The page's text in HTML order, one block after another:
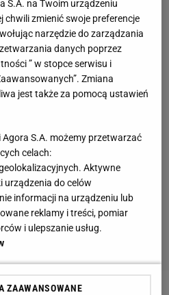
S.A. na Twoim urządzeniu
chwili zmienić swoje preferencje
narzędzie do zarządzania
danych poprzez
” w stopce serwisu i
Zmiana
jest także za pomocą ustawień
S.A. możemy przetwarzać
celach:
Aktywne
do celów
informacji na urządzeniu lub
reklamy i treści, pomiar
i ulepszanie usług.
ZAAWANSOWANE